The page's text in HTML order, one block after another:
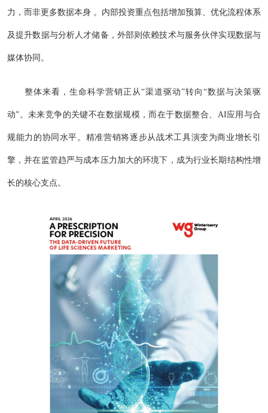
力，而非更多数据本身 。内部投资重点包括增加预算、优化流程体系
及提升数据与分析人才储备，外部则依赖技术与服务伙伴实现数据与
媒体协同。
整体来看，生命科学营销正从“渠道驱动”转向“数据与决策驱
动”。未来竞争的关键不在数据规模，而在于数据整合、AI应用与合
规能力的协同水平。精准营销将逐步从战术工具演变为商业增长引
擎，并在监管趋严与成本压力加大的环境下，成为行业长期结构性增
长的核心支点。